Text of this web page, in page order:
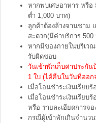
หากพบเศษอาหาร หรือ
ต่ำ 1,000 บาท)
ลูกต้าต้องล้างจานชาม
สะดวก(มีค่าบริการ 500
หากมีของภายในบริเว
รับผิดชอบ
วันเข้าพักเก็บค่าประกั
1 ใบ (ได้คืนในวันที่ออ
เมื่อโอนชำระเงินเรียบ
เมื่อโอนชำระเงินเรียบ
หรือ รายละเอียดการจอ
กรณีผู้เข้าพักเกินจำนว